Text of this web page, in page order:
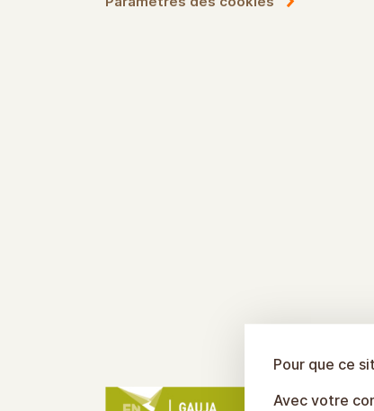
Pour que ce
Avec votre